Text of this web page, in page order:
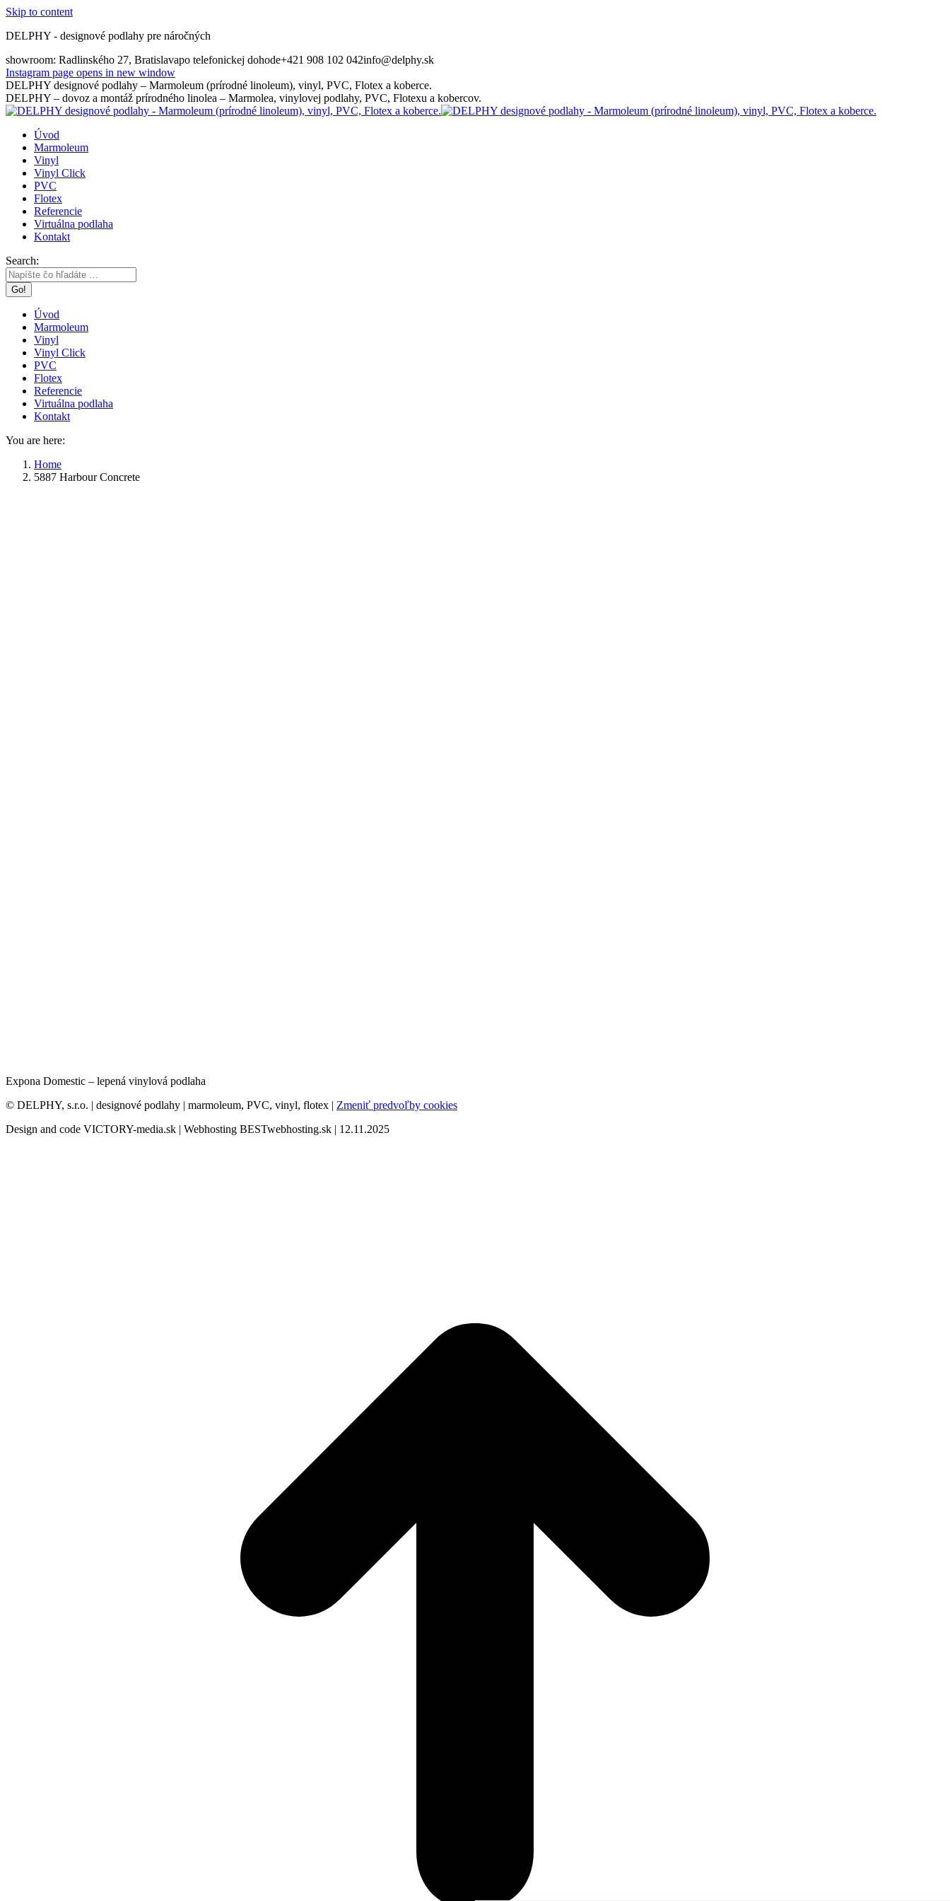
Skip to content
DELPHY - designové podlahy pre náročných
showroom: Radlinského 27, Bratislavapo telefonickej dohode+421 908 102 042info@delphy.sk
Instagram page opens in new window
DELPHY designové podlahy – Marmoleum (prírodné linoleum), vinyl, PVC, Flotex a koberce.
DELPHY – dovoz a montáž prírodného linolea – Marmolea, vinylovej podlahy, PVC, Flotexu a kobercov.
Úvod
Marmoleum
Vinyl
Vinyl Click
PVC
Flotex
Referencie
Virtuálna podlaha
Kontakt
Search:
Úvod
Marmoleum
Vinyl
Vinyl Click
PVC
Flotex
Referencie
Virtuálna podlaha
Kontakt
You are here:
Home
5887 Harbour Concrete
Expona Domestic – lepená vinylová podlaha
© DELPHY, s.r.o. | designové podlahy | marmoleum, PVC, vinyl, flotex | Zmeniť predvoľby cookies
Design and code VICTORY-media.sk | Webhosting BESTwebhosting.sk | 12.11.2025